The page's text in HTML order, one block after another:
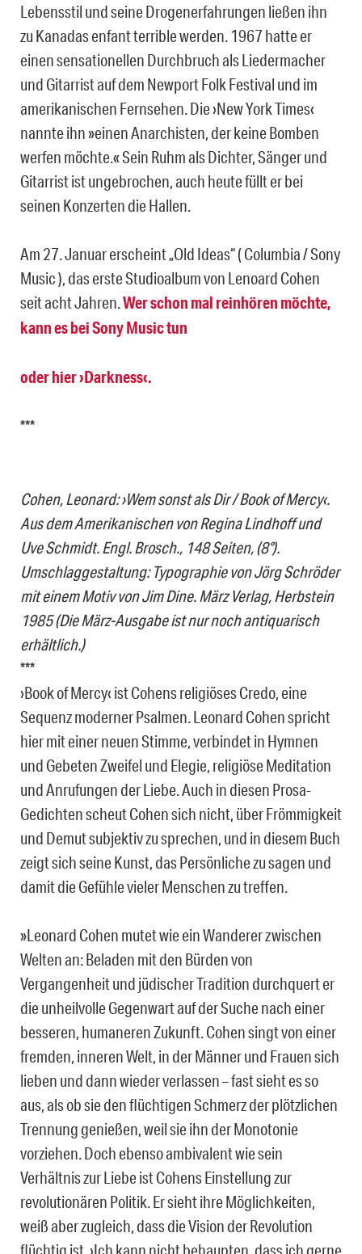
Lebensstil und seine Drogenerfahrungen ließen ihn
zu Kanadas enfant terrible werden. 1967 hatte er
einen sensationellen Durchbruch als Liedermacher
und Gitarrist auf dem Newport Folk Festival und im
amerikanischen Fernsehen. Die ›New York Times‹
nannte ihn »einen Anarchisten, der keine Bomben
werfen möchte.« Sein Ruhm als Dichter, Sänger und
Gitarrist ist ungebrochen, auch heute füllt er bei
seinen Konzerten die Hallen.
Am 27. ‪Januar erscheint „Old Ideas“ ( Columbia / Sony
Music ), das erste Studioalbum von Lenoard Cohen
seit acht Jahren‬.Wer schon mal reinhören möchte,
kann es bei Sony Music tun
oder hier ›Darkness‹.
***
Cohen, Leonard: ›Wem sonst als Dir / Book of Mercy‹.
Aus dem Amerikanischen von Regina Lindhoff und
Uve Schmidt. Engl. Brosch., 148 Seiten, (8°).
Umschlaggestaltung: Typographie von Jörg Schröder
mit einem Motiv von Jim Dine. März Verlag, Herbstein
1985 (Die März-Ausgabe ist nur noch antiquarisch
erhältlich.)
***
›Book of Mercy‹ ist Cohens religiöses Credo, eine
Sequenz moderner Psalmen. Leonard Cohen spricht
hier mit einer neuen Stimme, verbindet in Hymnen
und Gebeten Zweifel und Elegie, religiöse Meditation
und Anrufungen der Liebe. Auch in diesen Prosa-
Gedichten scheut Cohen sich nicht, über Frömmigkeit
und Demut subjektiv zu sprechen, und in diesem Buch
zeigt sich seine Kunst, das Persönliche zu sagen und
damit die Gefühle vieler Menschen zu treffen.
»Leonard Cohen mutet wie ein Wanderer zwischen
Welten an: Beladen mit den Bürden von
Vergangenheit und jüdischer Tradition durchquert er
die unheilvolle Gegenwart auf der Suche nach einer
besseren, humaneren Zukunft. Cohen singt von einer
fremden, inneren Welt, in der Männer und Frauen sich
lieben und dann wieder verlassen – fast sieht es so
aus, als ob sie den flüchtigen Schmerz der plötzlichen
Trennung genießen, weil sie ihn der Monotonie
vorziehen. Doch ebenso ambivalent wie sein
Verhältnis zur Liebe ist Cohens Einstellung zur
revolutionären Politik. Er sieht ihre Möglichkeiten,
weiß aber zugleich, dass die Vision der Revolution
flüchtig ist. ›Ich kann nicht behaupten, dass ich gerne